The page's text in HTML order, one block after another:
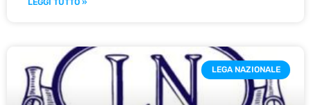
LEGGI TUTTO »
LEGA NAZIONALE